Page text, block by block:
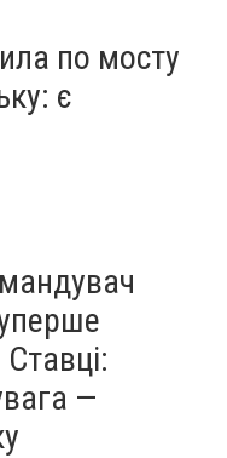
по мосту
є
—